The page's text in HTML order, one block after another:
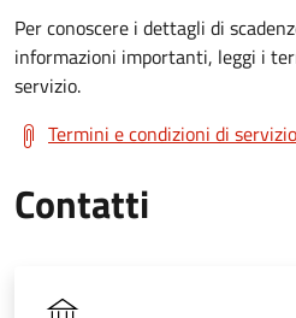
Per conoscere i dettagli di
informazioni importanti, leggi i
servizio.
Termini e condizioni di servizio
Contatti